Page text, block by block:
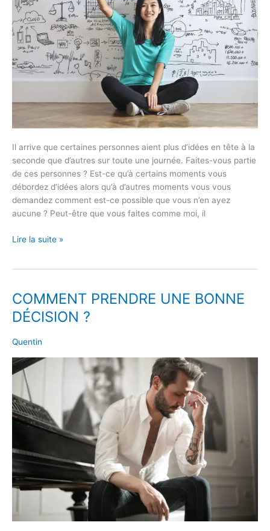
Il arrive que certaines personnes aient plus d’idées en tête à la
seconde que d’autres sur toute une journée. Faites-vous partie
de ces personnes ? Est-ce qu’à certains moments vous
débordez d’idées alors qu’à d’autres moments vous vous
demandez comment est-ce possible que vous n’en ayez
aucune ? Peut-être que vous faites comme moi, il
Lire la suite »
COMMENT PRENDRE UNE BONNE
DÉCISION ?
Quentin
COMMENT
PRENDRE
UNE
?